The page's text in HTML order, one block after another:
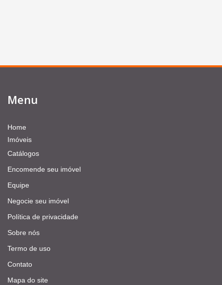
Menu
Home
Imóveis
Catálogos
Encomende seu imóvel
Equipe
Negocie seu imóvel
Política de privacidade
Sobre nós
Termo de uso
Contato
Mapa do site